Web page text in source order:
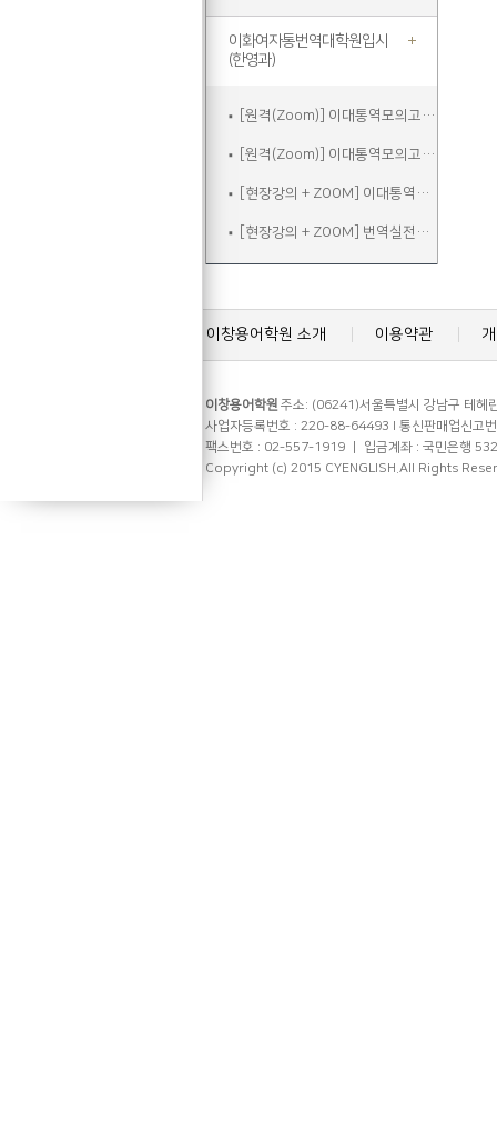
이화여자통번역대학원입시
(한영과)
[원격(Zoom)] 이대통역모의고사A
[원격(Zoom)] 이대통역모의고사B
[현장강의 + ZOOM] 이대통역실전
[현장강의 + ZOOM] 번역실전주말
이창용어학원 소개 이용약관
이창용어학원 주소: (06241)서울특별시 강남구 테헤
사업자등록번호 : 220-88-64493 l 통신판매업신고
팩스번호 : 02-557-1919 ㅣ 입금계좌 : 국민은행
Copyright (c) 2015 CYENGLISH.All Rights